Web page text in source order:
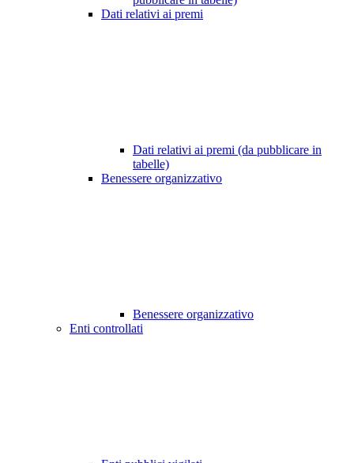
Dati relativi ai premi
Dati relativi ai premi (da pubblicare in
tabelle)
Benessere organizzativo
Benessere organizzativo
Enti controllati